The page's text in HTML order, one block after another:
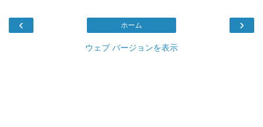
‹ ›
ホーム
ウェブ バージョンを表示